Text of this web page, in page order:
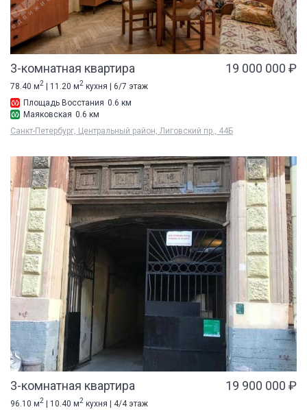
3-комнатная квартира 19 000 000 ₽
78.40 м2 | 11.20 м2 кухня | 6/7 этаж
Площадь Восстания 0.6 км
Маяковская 0.6 км
Санкт-Петербург, Центральный район, Лиговский пр., 44Б
3-комнатная квартира 19 900 000 ₽
96.10 м2 | 10.40 м2 кухня | 4/4 этаж